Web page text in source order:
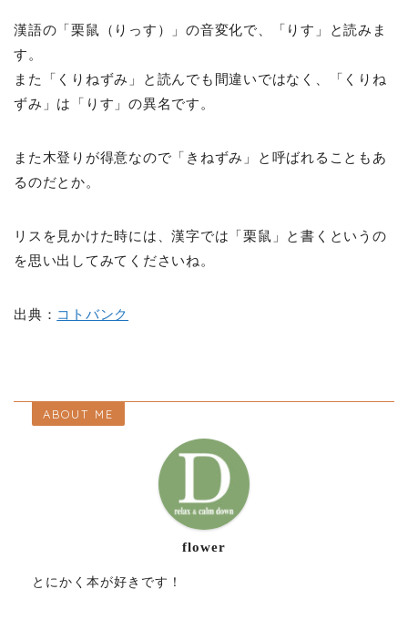
漢語の「栗鼠（りっす）」の音変化で、「りす」と読みま
す。
また「くりねずみ」と読んでも間違いではなく、「くりね
ずみ」は「りす」の異名です。
また木登りが得意なので「きねずみ」と呼ばれることもあ
るのだとか。
リスを見かけた時には、漢字では「栗鼠」と書くというの
を思い出してみてくださいね。
出典： コトバンク
ABOUT ME
flower
とにかく本が好きです！